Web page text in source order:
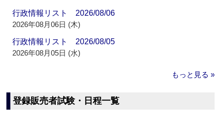
行政情報リスト 2026/08/06
2026年08月06日 (木)
行政情報リスト 2026/08/05
2026年08月05日 (水)
もっと見る »
登録販売者試験・日程一覧